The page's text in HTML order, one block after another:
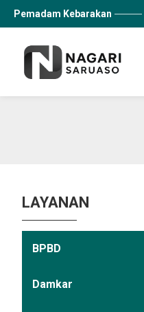
Pemadam Kebarakan
LAYANAN
BPBD
Damkar